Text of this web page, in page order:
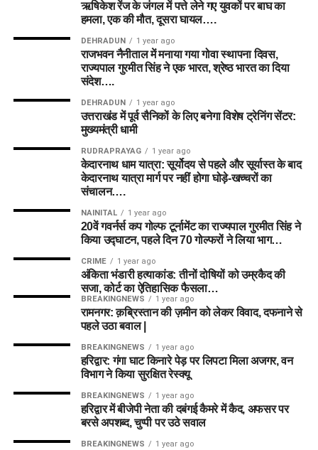
ऋषिकेश रेंज के जंगल में पत्ते लेने गए युवकों पर बाघ का
हमला, एक की मौत, दूसरा घायल….
DEHRADUN 1 year ago
राजभवन नैनीताल में मनाया गया गोवा स्थापना दिवस,
राज्यपाल गुरमीत सिंह ने एक भारत, श्रेष्ठ भारत का दिया
संदेश….
DEHRADUN 1 year ago
उत्तराखंड में पूर्व सैनिकों के लिए बनेगा विशेष ट्रेनिंग सेंटर:
मुख्यमंत्री धामी
RUDRAPRAYAG 1 year ago
केदारनाथ धाम यात्रा: सूर्योदय से पहले और सूर्यास्त के बाद
केदारनाथ यात्रा मार्ग पर नहीं होगा घोड़े-खच्चरों का
संचालन….
NAINITAL 1 year ago
20वें गवर्नर्स कप गोल्फ टूर्नामेंट का राज्यपाल गुरमीत सिंह ने
किया उद्घाटन, पहले दिन 70 गोल्फरों ने लिया भाग…
CRIME 1 year ago
अंकिता भंडारी हत्याकांड: तीनों दोषियों को उम्रकैद की
सजा, कोर्ट का ऐतिहासिक फैसला…
BREAKINGNEWS 1 year ago
रामनगर: क़ब्रिस्तान की ज़मीन को लेकर विवाद, दफनाने से
पहले उठा बवाल |
BREAKINGNEWS 1 year ago
हरिद्वार: गंगा घाट किनारे पेड़ पर लिपटा मिला अजगर, वन
विभाग ने किया सुरक्षित रेस्क्यू
BREAKINGNEWS 1 year ago
हरिद्वार में बीजेपी नेता की दबंगई कैमरे में कैद, अफसर पर
बरसे अपशब्द, चुप्पी पर उठे सवाल
BREAKINGNEWS 1 year ago